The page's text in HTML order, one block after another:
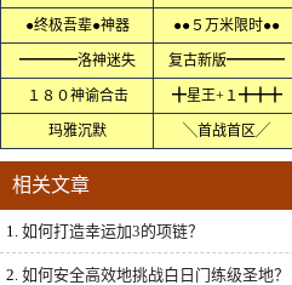
●终极吾辈●神器 ●●５万米限时●●
━━━━洛神迷失 复古新版━━━━
１８０神谕合击 ╋星王+１╋╋╋
玛雅沉默 ╲首战首区╱
相关文章
1. 如何打造幸运加3的项链？
2. 如何安全高效地挑战白日门练级圣地？